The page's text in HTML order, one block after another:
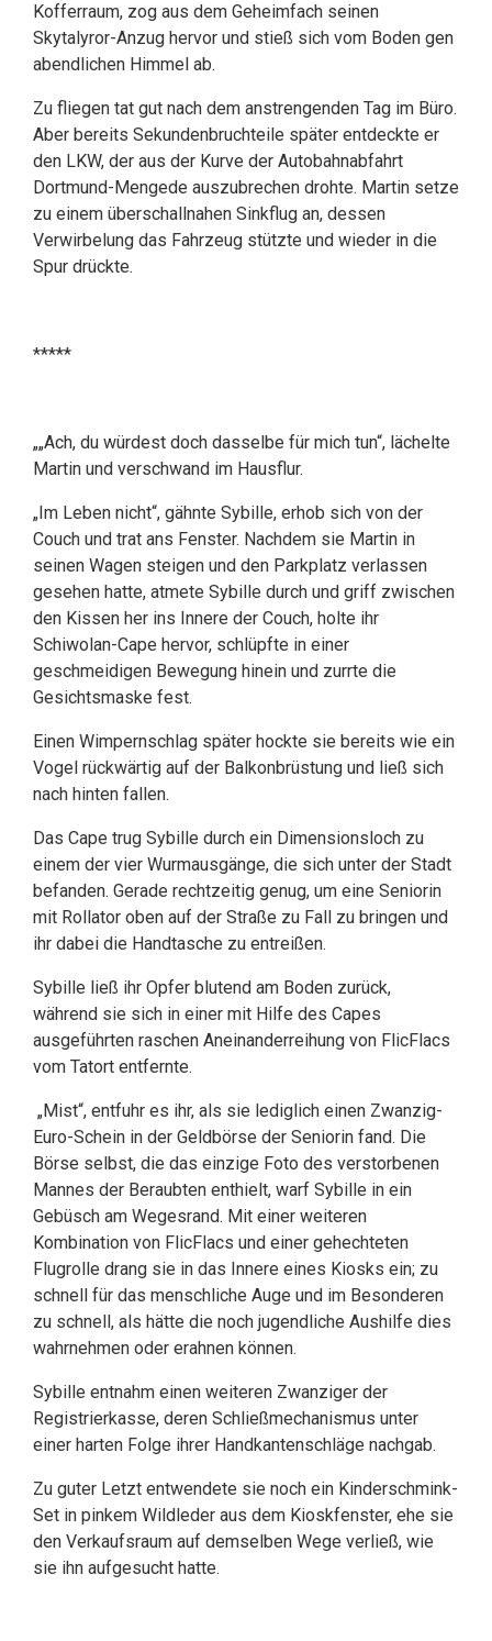
Kofferraum, zog aus dem Geheimfach seinen
Skytalyror-Anzug hervor und stieß sich vom Boden gen
abendlichen Himmel ab.
Zu fliegen tat gut nach dem anstrengenden Tag im Büro.
Aber bereits Sekundenbruchteile später entdeckte er
den LKW, der aus der Kurve der Autobahnabfahrt
Dortmund-Mengede auszubrechen drohte. Martin setze
zu einem überschallnahen Sinkflug an, dessen
Verwirbelung das Fahrzeug stützte und wieder in die
Spur drückte.
*****
„„Ach, du würdest doch dasselbe für mich tun“, lächelte
Martin und verschwand im Hausflur.
„Im Leben nicht“, gähnte Sybille, erhob sich von der
Couch und trat ans Fenster. Nachdem sie Martin in
seinen Wagen steigen und den Parkplatz verlassen
gesehen hatte, atmete Sybille durch und griff zwischen
den Kissen her ins Innere der Couch, holte ihr
Schiwolan-Cape hervor, schlüpfte in einer
geschmeidigen Bewegung hinein und zurrte die
Gesichtsmaske fest.
Einen Wimpernschlag später hockte sie bereits wie ein
Vogel rückwärtig auf der Balkonbrüstung und ließ sich
nach hinten fallen.
Das Cape trug Sybille durch ein Dimensionsloch zu
einem der vier Wurmausgänge, die sich unter der Stadt
befanden. Gerade rechtzeitig genug, um eine Seniorin
mit Rollator oben auf der Straße zu Fall zu bringen und
ihr dabei die Handtasche zu entreißen.
Sybille ließ ihr Opfer blutend am Boden zurück,
während sie sich in einer mit Hilfe des Capes
ausgeführten raschen Aneinanderreihung von FlicFlacs
vom Tatort entfernte.
„Mist“, entfuhr es ihr, als sie lediglich einen Zwanzig-
Euro-Schein in der Geldbörse der Seniorin fand. Die
Börse selbst, die das einzige Foto des verstorbenen
Mannes der Beraubten enthielt, warf Sybille in ein
Gebüsch am Wegesrand. Mit einer weiteren
Kombination von FlicFlacs und einer gehechteten
Flugrolle drang sie in das Innere eines Kiosks ein; zu
schnell für das menschliche Auge und im Besonderen
zu schnell, als hätte die noch jugendliche Aushilfe dies
wahrnehmen oder erahnen können.
Sybille entnahm einen weiteren Zwanziger der
Registrierkasse, deren Schließmechanismus unter
einer harten Folge ihrer Handkantenschläge nachgab.
Zu guter Letzt entwendete sie noch ein Kinderschmink-
Set in pinkem Wildleder aus dem Kioskfenster, ehe sie
den Verkaufsraum auf demselben Wege verließ, wie
sie ihn aufgesucht hatte.